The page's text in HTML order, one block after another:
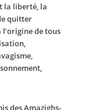
la liberté, la
quitter
de tous